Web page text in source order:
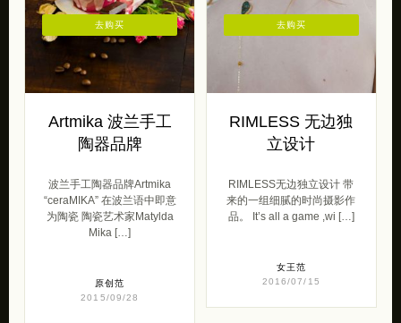
Artmika 波兰手工
陶器品牌
波兰手工陶器品牌Artmika
“ceraMIKA” 在波兰语中即意
为陶瓷 陶瓷艺术家Matylda
Mika […]
原创范
2015/09/28
去购买
RIMLESS 无边独
立设计
RIMLESS无边独立设计 带
来的一组细腻的时尚摄影作
品。 It’s all a game ,wi […]
女王范
2016/07/15
去购买